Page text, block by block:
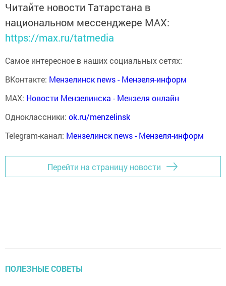
Читайте новости Татарстана в
национальном мессенджере MАХ:
https://max.ru/tatmedia
Самое интересное в наших социальных сетях:
ВКонтакте: Мензелинск news - Мензеля-информ
MAX: Новости Мензелинска - Мензеля онлайн
Одноклассники: ok.ru/menzelinsk
Telegram-канал: Мензелинск news - Мензеля-информ
Перейти на страницу новости
ПОЛЕЗНЫЕ СОВЕТЫ